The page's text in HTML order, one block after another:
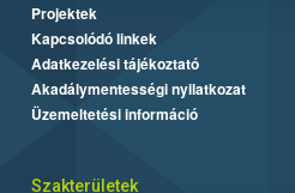
Projektek
Kapcsolódó linkek
Adatkezelési tájékoztató
Akadálymentességi nyilatkozat
Üzemeltetési információ
Szakterületek